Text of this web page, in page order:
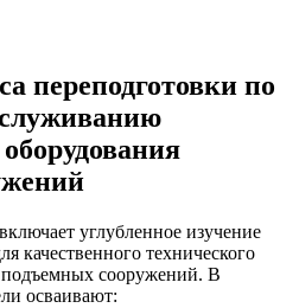
переподготовки по
углубленное изучение
качественного технического
сооружений. В
осваивают: